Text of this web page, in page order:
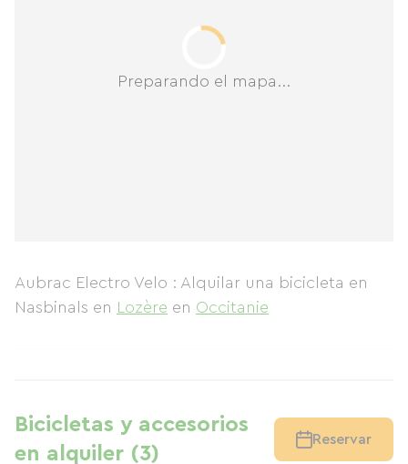
Preparando el mapa...
Aubrac Electro Velo : Alquilar una bicicleta en
Nasbinals en Lozère en Occitanie
Bicicletas y accesorios
en alquiler (3)
Reservar